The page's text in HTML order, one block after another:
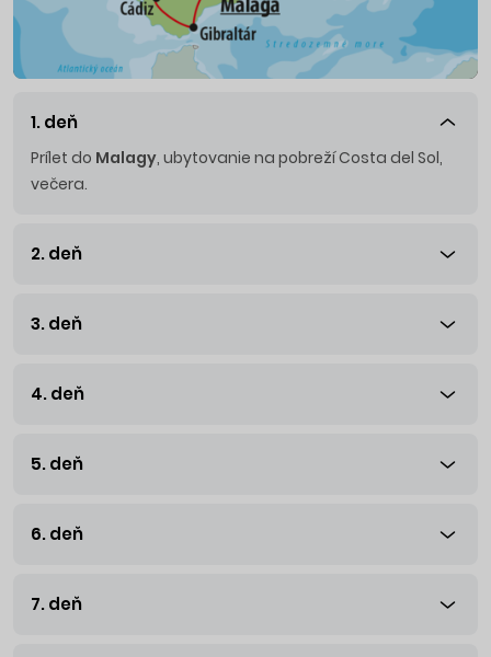
1. deň
Prílet do Malagy, ubytovanie na pobreží Costa del Sol,
večera.
2. deň
3. deň
4. deň
5. deň
6. deň
7. deň